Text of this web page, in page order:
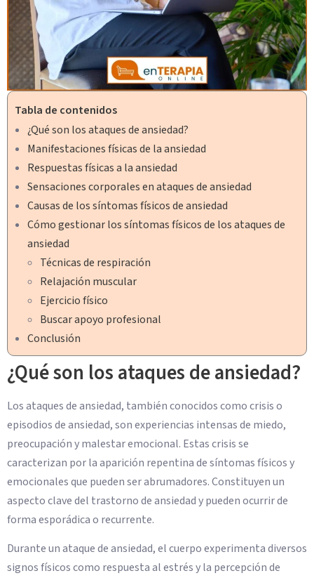
Tabla de contenidos
¿Qué son los ataques de ansiedad?
Manifestaciones físicas de la ansiedad
Respuestas físicas a la ansiedad
Sensaciones corporales en ataques de ansiedad
Causas de los síntomas físicos de ansiedad
Cómo gestionar los síntomas físicos de los ataques de
ansiedad
Técnicas de respiración
Relajación muscular
Ejercicio físico
Buscar apoyo profesional
Conclusión
¿Qué son los ataques de ansiedad?
Los ataques de ansiedad, también conocidos como crisis o
episodios de ansiedad, son experiencias intensas de miedo,
preocupación y malestar emocional. Estas crisis se
caracterizan por la aparición repentina de síntomas físicos y
emocionales que pueden ser abrumadores. Constituyen un
aspecto clave del trastorno de ansiedad y pueden ocurrir de
forma esporádica o recurrente.
Durante un ataque de ansiedad, el cuerpo experimenta diversos
signos físicos como respuesta al estrés y la percepción de